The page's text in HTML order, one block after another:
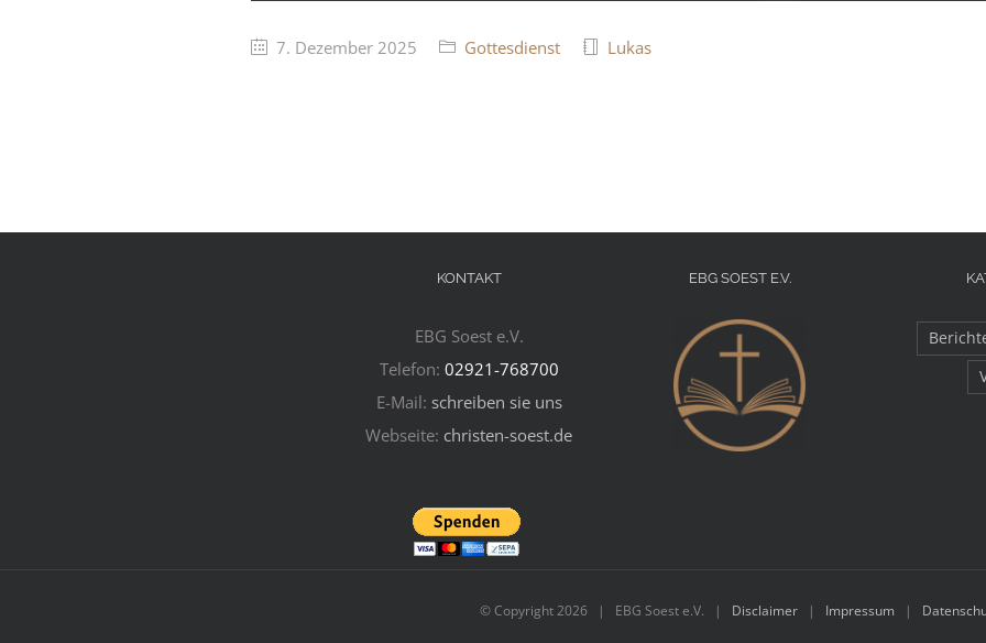
7. Dezember 2025 Gottesdienst Lukas
KONTAKT
EBG Soest e.V.
Telefon: 02921-768700
E-Mail: schreiben sie uns
Webseite: christen-soest.de
EBG SOEST E.V.
© Copyright2026 | EBG Soest e.V. | Disclaimer | Impressum |